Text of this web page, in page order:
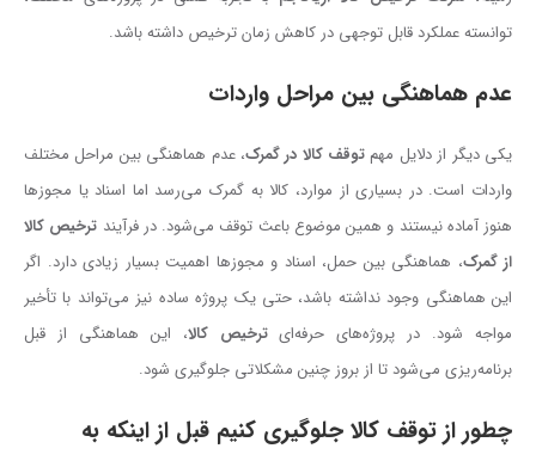
توانسته عملکرد قابل توجهی در کاهش زمان ترخیص داشته باشد.
عدم هماهنگی بین مراحل واردات
یکی دیگر از دلایل مهم توقف کالا در گمرک، عدم هماهنگی بین مراحل مختلف
واردات است. در بسیاری از موارد، کالا به گمرک می‌رسد اما اسناد یا مجوزها
هنوز آماده نیستند و همین موضوع باعث توقف می‌شود. در فرآیند ترخیص کالا
از گمرک، هماهنگی بین حمل، اسناد و مجوزها اهمیت بسیار زیادی دارد. اگر
این هماهنگی وجود نداشته باشد، حتی یک پروژه ساده نیز می‌تواند با تأخیر
مواجه شود. در پروژه‌های حرفه‌ایترخیص کالا، این هماهنگی از قبل
برنامه‌ریزی می‌شود تا از بروز چنین مشکلاتی جلوگیری شود.
چطور از توقف کالا جلوگیری کنیم قبل از اینکه به